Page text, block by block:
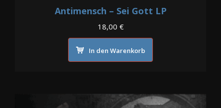
Antimensch – Sei Gott LP
18,00 €
In den Warenkorb